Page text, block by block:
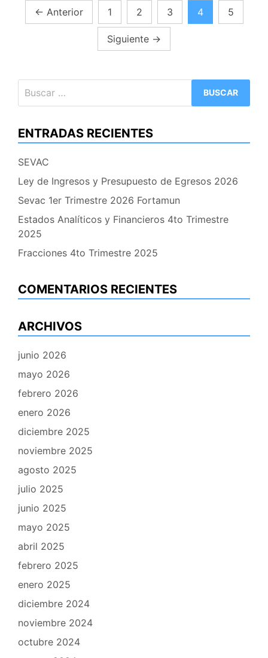
Paginación
← Anterior 1 2 3 4 5
Siguiente →
ENTRADAS RECIENTES
SEVAC
Ley de Ingresos y Presupuesto de Egresos 2026
Sevac 1er Trimestre 2026 Fortamun
Estados Analíticos y Financieros 4to Trimestre
2025
Fracciones 4to Trimestre 2025
COMENTARIOS RECIENTES
ARCHIVOS
junio 2026
mayo 2026
febrero 2026
enero 2026
diciembre 2025
noviembre 2025
agosto 2025
julio 2025
junio 2025
mayo 2025
abril 2025
febrero 2025
enero 2025
diciembre 2024
noviembre 2024
octubre 2024